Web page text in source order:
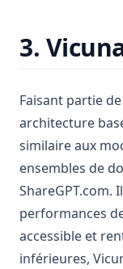
3.
Faisant partie
architecture
similaire aux
ensembles de
ShareGPT.com.
performances
accessible et
inférieures,